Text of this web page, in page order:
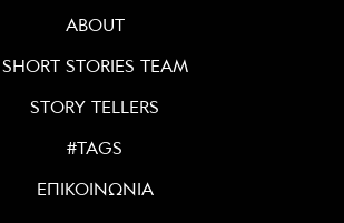
ABOUT
SHORT STORIES TEAM
STORY TELLERS
#TAGS
ΕΠΙΚΟΙΝΩΝΙΑ